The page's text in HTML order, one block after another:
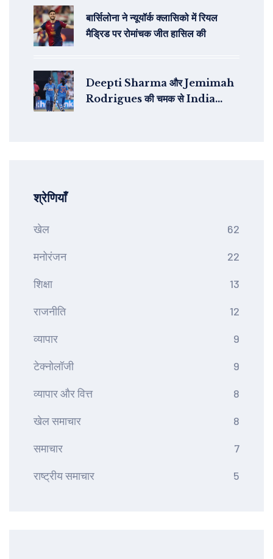
बार्सिलोना ने न्यूयॉर्क क्लासिको में रियल
मैड्रिड पर रोमांचक जीत हासिल की
Deepti Sharma और Jemimah
Rodrigues की चमक से India
श्रेणियाँ
खेल 62
मनोरंजन 22
शिक्षा 13
राजनीति 12
व्यापार 9
टेक्नोलॉजी 9
व्यापार और वित्त 8
खेल समाचार 8
समाचार 7
राष्ट्रीय समाचार 5